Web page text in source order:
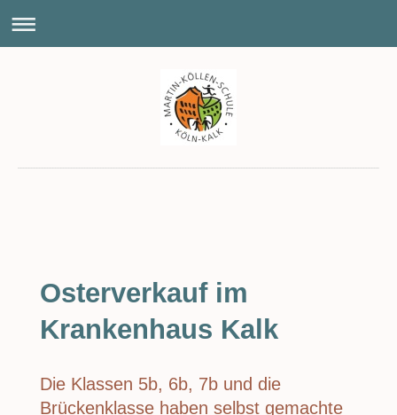
Osterverkauf im
Krankenhaus Kalk
Die Klassen 5b, 6b, 7b und die
Brückenklasse haben selbst gemachte